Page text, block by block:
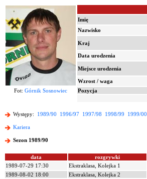
Imię
Nazwisko
Kraj
Data urodzenia
Miejsce urodzenia
Wzrost / waga
Fot: Górnik Sosnowiec Pozycja
Występy: 1989/90 1996/97 1997/98 1998/99 1999/00
Kariera
Sezon 1989/90
data rozgrywki
1989-07-29 17:30
Ekstraklasa, Kolejka 1
1989-08-02 18:00
Ekstraklasa, Kolejka 2